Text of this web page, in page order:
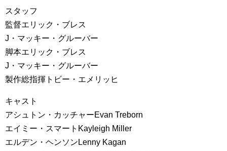
スタッフ
監督エリック・ブレス
J・マッキー・グルーバー
脚本エリック・ブレス
J・マッキー・グルーバー
製作総指揮トビー・エメリッヒ
キャスト
アシュトン・カッチャーEvan Treborn
エイミー・スマートKayleigh Miller
エルデン・ヘンソンLenny Kagan